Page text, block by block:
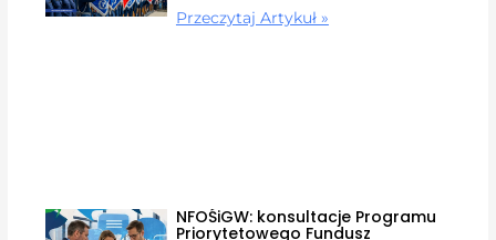
Przeczytaj Artykuł »
NFOŚiGW: konsultacje Programu
Priorytetowego Fundusz